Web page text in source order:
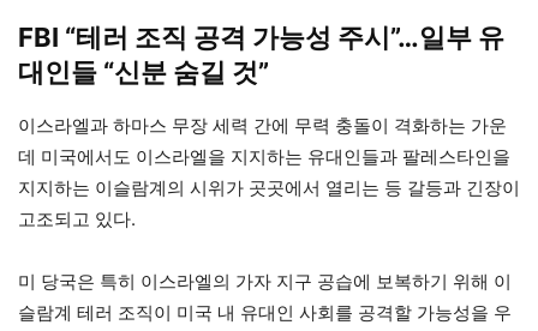
FBI “테러 조직 공격 가능성 주시”…일부 유
대인들 “신분 숨길 것”
이스라엘과 하마스 무장 세력 간에 무력 충돌이 격화하는 가운
데 미국에서도 이스라엘을 지지하는 유대인들과 팔레스타인을
지지하는 이슬람계의 시위가 곳곳에서 열리는 등 갈등과 긴장이
고조되고 있다.
미 당국은 특히 이스라엘의 가자 지구 공습에 보복하기 위해 이
슬람계 테러 조직이 미국 내 유대인 사회를 공격할 가능성을 우